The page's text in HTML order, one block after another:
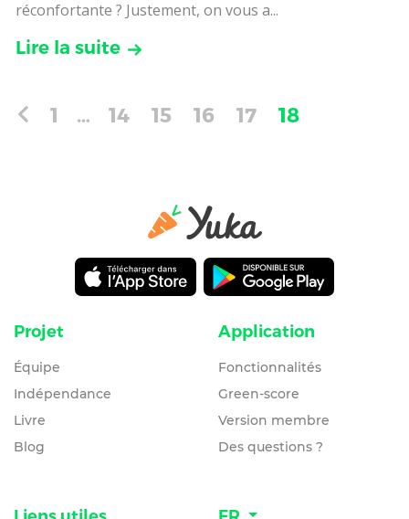
réconfortante ? Justement, on vous a...
Lire la suite
1 … 14 15 16 17 18
Projet
Équipe
Indépendance
Livre
Blog
Application
Fonctionnalités
Green-score
Version membre
Des questions ?